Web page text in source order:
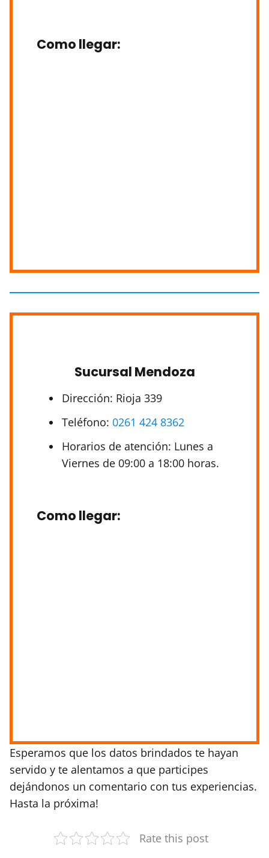
Como llegar:
Sucursal Mendoza
Dirección: Rioja 339
Teléfono: 0261 424 8362
Horarios de atención: Lunes a
Viernes de 09:00 a 18:00 horas.
Como llegar:
Esperamos que los datos brindados te hayan
servido y te alentamos a que participes
dejándonos un comentario con tus experiencias.
Hasta la próxima!
Rate this post